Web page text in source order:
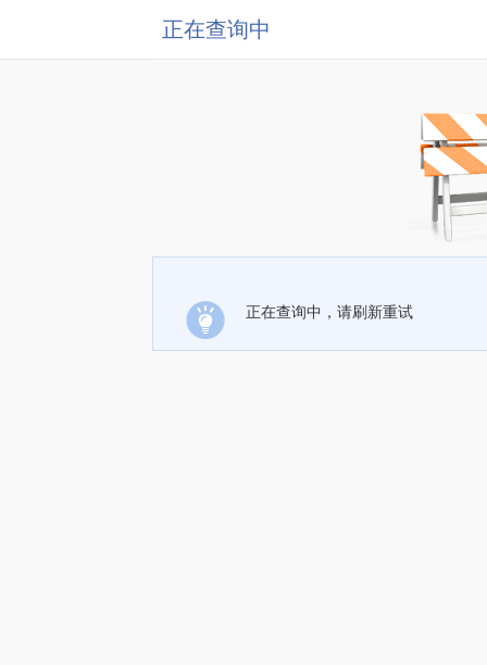
正在查询中
正在查询中，请刷新重试